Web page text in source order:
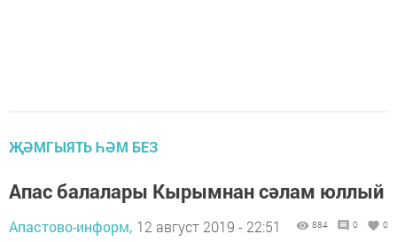
ҖӘМГЫЯТЬ ҺӘМ БЕЗ
Апас балалары Кырымнан сәлам юллый
Апастово-информ, 12 август 2019 - 22:51 884 0 0